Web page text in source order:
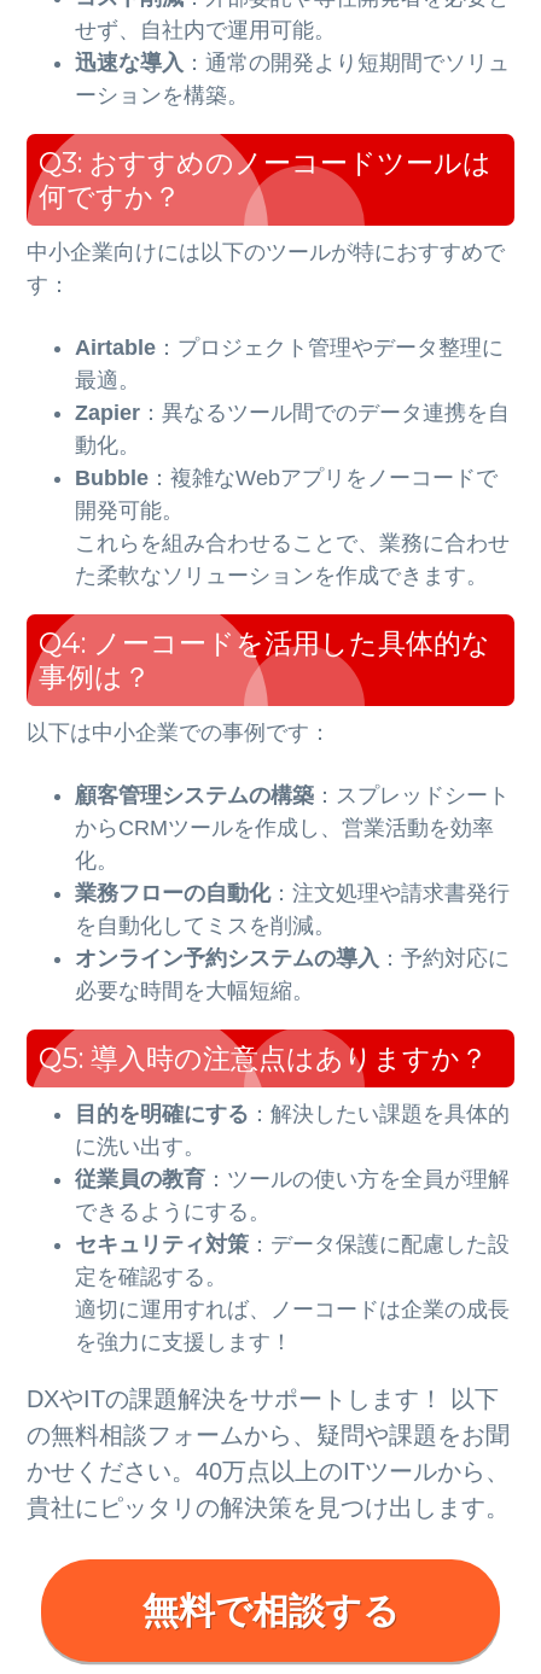
せず、自社内で運用可能。
迅速な導入 ：通常の開発より短期間でソリュ
ーションを構築。
Q3: おすすめのノーコードツールは
何ですか？
中小企業向けには以下のツールが特におすすめで
す：
Airtable ：プロジェクト管理やデータ整理に
最適。
Zapier ：異なるツール間でのデータ連携を自
動化。
Bubble ：複雑なWebアプリをノーコードで
開発可能。
これらを組み合わせることで、業務に合わせ
た柔軟なソリューションを作成できます。
Q4: ノーコードを活用した具体的な
事例は？
以下は中小企業での事例です：
顧客管理システムの構築 ：スプレッドシート
からCRMツールを作成し、営業活動を効率
化。
業務フローの自動化：注文処理や請求書発行
を自動化してミスを削減。
オンライン予約システムの導入 ：予約対応に
必要な時間を大幅短縮。
Q5: 導入時の注意点はありますか？
目的を明確にする ：解決したい課題を具体的
に洗い出す。
従業員の教育 ：ツールの使い方を全員が理解
できるようにする。
セキュリティ対策 ：データ保護に配慮した設
定を確認する。
適切に運用すれば、ノーコードは企業の成長
を強力に支援します！
DXやITの課題解決をサポートします！ 以下
の無料相談フォームから、疑問や課題をお聞
かせください。40万点以上のITツールから、
貴社にピッタリの解決策を見つけ出します。
無料で相談する